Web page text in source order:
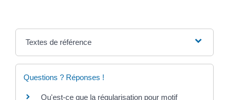
Textes de référence
Questions ? Réponses !
Qu'est-ce que la régularisation pour motif